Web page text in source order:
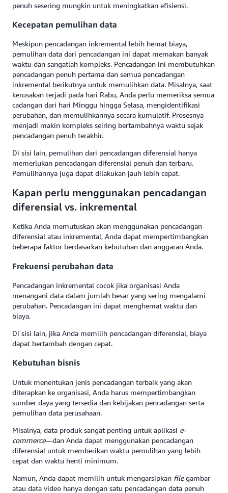
penuh sesering mungkin untuk meningkatkan efisiensi.
Kecepatan pemulihan data
Meskipun pencadangan inkremental lebih hemat biaya,
pemulihan data dari pencadangan ini dapat memakan banyak
waktu dan sangatlah kompleks. Pencadangan ini membutuhkan
pencadangan penuh pertama dan semua pencadangan
inkremental berikutnya untuk memulihkan data. Misalnya, saat
kerusakan terjadi pada hari Rabu, Anda perlu memeriksa semua
cadangan dari hari Minggu hingga Selasa, mengidentifikasi
perubahan, dan memulihkannya secara kumulatif. Prosesnya
menjadi makin kompleks seiring bertambahnya waktu sejak
pencadangan penuh terakhir.
Di sisi lain, pemulihan dari pencadangan diferensial hanya
memerlukan pencadangan diferensial penuh dan terbaru.
Pemulihannya juga dapat dilakukan jauh lebih cepat.
Kapan perlu menggunakan pencadangan
diferensial vs. inkremental
Ketika Anda memutuskan akan menggunakan pencadangan
diferensial atau inkremental, Anda dapat mempertimbangkan
beberapa faktor berdasarkan kebutuhan dan anggaran Anda.
Frekuensi perubahan data
Pencadangan inkremental cocok jika organisasi Anda
menangani data dalam jumlah besar yang sering mengalami
perubahan. Pencadangan ini dapat menghemat waktu dan
biaya.
Di sisi lain, jika Anda memilih pencadangan diferensial, biaya
dapat bertambah dengan cepat.
Kebutuhan bisnis
Untuk menentukan jenis pencadangan terbaik yang akan
diterapkan ke organisasi, Anda harus mempertimbangkan
sumber daya yang tersedia dan kebijakan pencadangan serta
pemulihan data perusahaan.
Misalnya, data produk sangat penting untuk aplikasi e-
commerce—dan Anda dapat menggunakan pencadangan
diferensial untuk memberikan waktu pemulihan yang lebih
cepat dan waktu henti minimum.
Namun, Anda dapat memilih untuk mengarsipkan filegambar
atau data video hanya dengan satu pencadangan data penuh